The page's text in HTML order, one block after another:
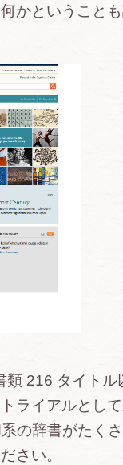
かということ
類 216 タイトル
ライアルとし
の辞書がたく
さい。